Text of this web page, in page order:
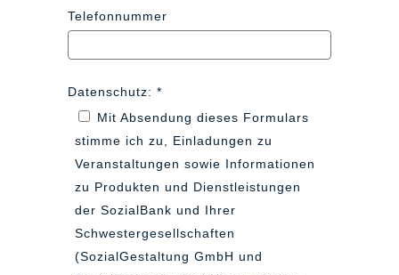
Telefonnummer
Datenschutz:
Mit Absendung dieses Formulars
stimme ich zu, Einladungen zu
Veranstaltungen sowie Informationen
zu Produkten und Dienstleistungen
der SozialBank und Ihrer
Schwestergesellschaften
(SozialGestaltung GmbH und